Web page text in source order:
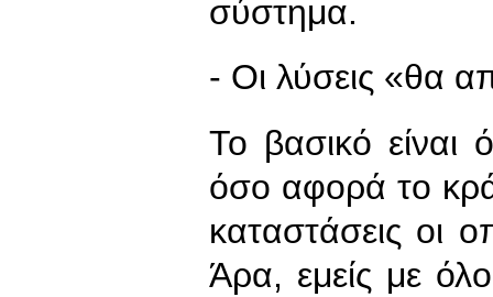
σύστημα.
- Οι λύσεις «θα
Το βασικό είναι
όσο αφορά το
καταστάσεις οι
Άρα, εμείς με